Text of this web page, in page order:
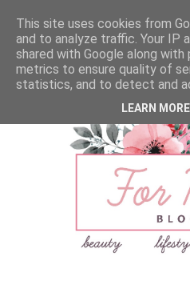
This site uses cookies from
and to analyze traffic. Your IP
shared with Google along
metrics to ensure quality of
statistics, and to detect and
LEARN MORE